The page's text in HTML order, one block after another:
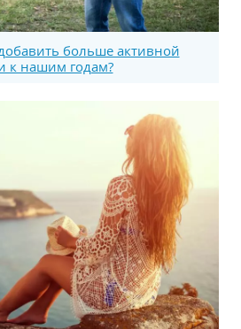
больше активной
к нашим годам?